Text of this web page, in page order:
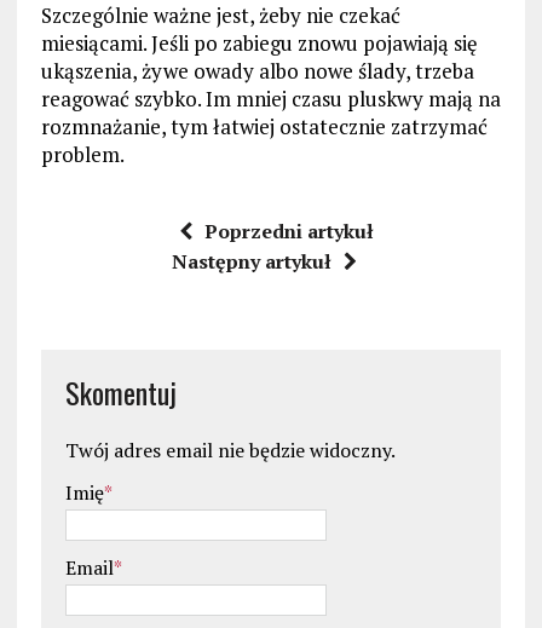
Szczególnie ważne jest, żeby nie czekać
miesiącami. Jeśli po zabiegu znowu pojawiają się
ukąszenia, żywe owady albo nowe ślady, trzeba
reagować szybko. Im mniej czasu pluskwy mają na
rozmnażanie, tym łatwiej ostatecznie zatrzymać
problem.
Poprzedni artykuł
Następny artykuł
Skomentuj
Twój adres email nie będzie widoczny.
Imię*
Email*